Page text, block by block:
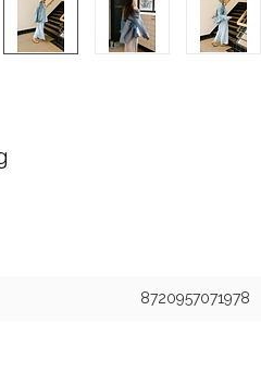
8720957071978